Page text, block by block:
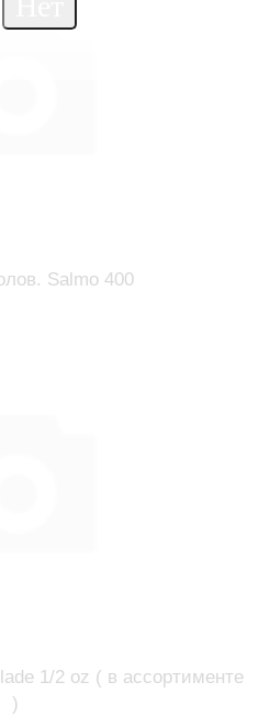
Salmo 400
1/2 oz ( в ассортименте
)